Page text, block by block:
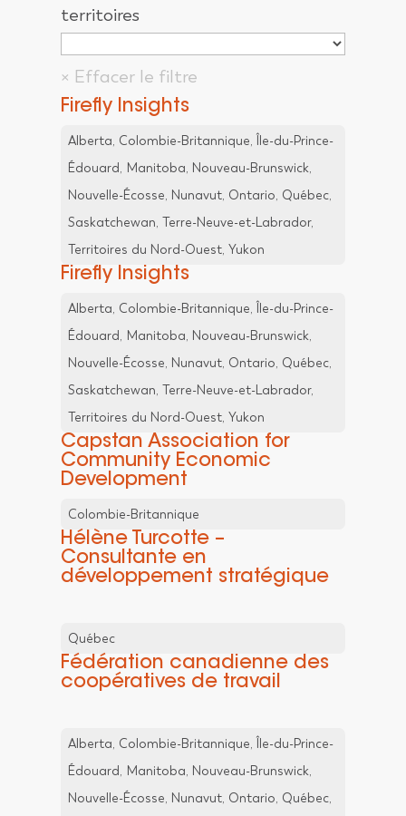
territoires
Firefly Insights
Alberta, Colombie-Britannique, Île-du-Prince-
Édouard, Manitoba, Nouveau-Brunswick,
Nouvelle-Écosse, Nunavut, Ontario, Québec,
Saskatchewan, Terre-Neuve-et-Labrador,
Territoires du Nord-Ouest, Yukon
Firefly Insights
Alberta, Colombie-Britannique, Île-du-Prince-
Édouard, Manitoba, Nouveau-Brunswick,
Nouvelle-Écosse, Nunavut, Ontario, Québec,
Saskatchewan, Terre-Neuve-et-Labrador,
Territoires du Nord-Ouest, Yukon
Capstan Association for
Community Economic
Development
Colombie-Britannique
Hélène Turcotte –
Consultante en
développement stratégique
Québec
Fédération canadienne des
coopératives de travail
Alberta, Colombie-Britannique, Île-du-Prince-
Édouard, Manitoba, Nouveau-Brunswick,
Nouvelle-Écosse, Nunavut, Ontario, Québec,